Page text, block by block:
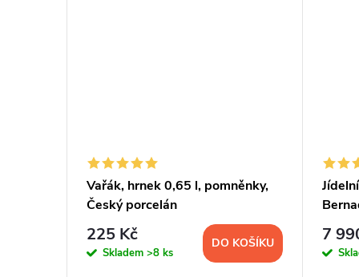
Vařák, hrnek 0,65 l, pomněnky,
Český porcelán
225 Kč
Skladem >8 ks
DO KOŠÍKU
Thun
7